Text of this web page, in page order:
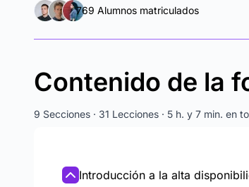
769 Alumnos matriculados
Contenido de la
9 Secciones · 31 Lecciones · 5 h. y 7 min. en
Introducción a la alta